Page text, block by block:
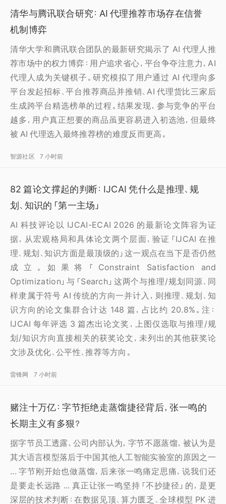
清华与腾讯联合研究：AI 代理推荐市场存在信誉
机制博弈
清华大学和腾讯联合团队的最新研究揭示了 AI 代理人推
荐市场中的权力博弈：用户追求省心，平台争夺注意力，AI
代理人成为关键棋子。研究模拟了用户通过 AI 代理向多
平台发起招标、平台推荐商品并推销、AI 代理货比三家后
生成跨平台精选榜单的过程。结果发现，参与竞争的平台
越多，用户真正想要的商品虽更容易进入初选池，但最终
被 AI 代理选入最终推荐榜的难度反而更高。
智源社区 7 小时前
82 篇论文撑起的判断：IJCAI 凭什么是推理、规
划、知识的「第一主场」
AI 科技评论以 IJCAI-ECAI 2026 的最新论文阵容为证
据，从宏观格局和具体论文两个层面，验证「IJCAI 在推
理、规划、知识方面是最顶级的」这一观点在当下是否仍然
成立。如果将「Constraint Satisfaction and
Optimization」与「Search」这两个与推理/规划同源、同
样隶属于符号 AI 传统的方向一并计入，则推理、规划、知
识方向的论文集群合计达 148 篇，占比约 20.8%。注：
IJCAI 每年评选 3 篇杰出论文奖，上图仅选取与推理/规
划/知识方向直接相关的获奖论文，未列出的其他获奖论
文涉及优化、公平性、推荐等方向。
雷锋网 7 小时前
赌注十万亿：字节拒绝走蒸馏捷径背后，张一鸣的
长期主义有多狠？
据字节员工透露，公司内部认为，字节不愿蒸馏，被认为是
其大语言模型落后于中国其他人工智能实验室的原因之一
... 字节刚开始也做蒸馏，后来张一鸣痛定思痛，说我们还
是要走长远路 ... 真正让张一鸣坚持「不抄捷径」的，是更
深层的技术判断：在数据见顶、算力匮乏、全球模型 PK 进